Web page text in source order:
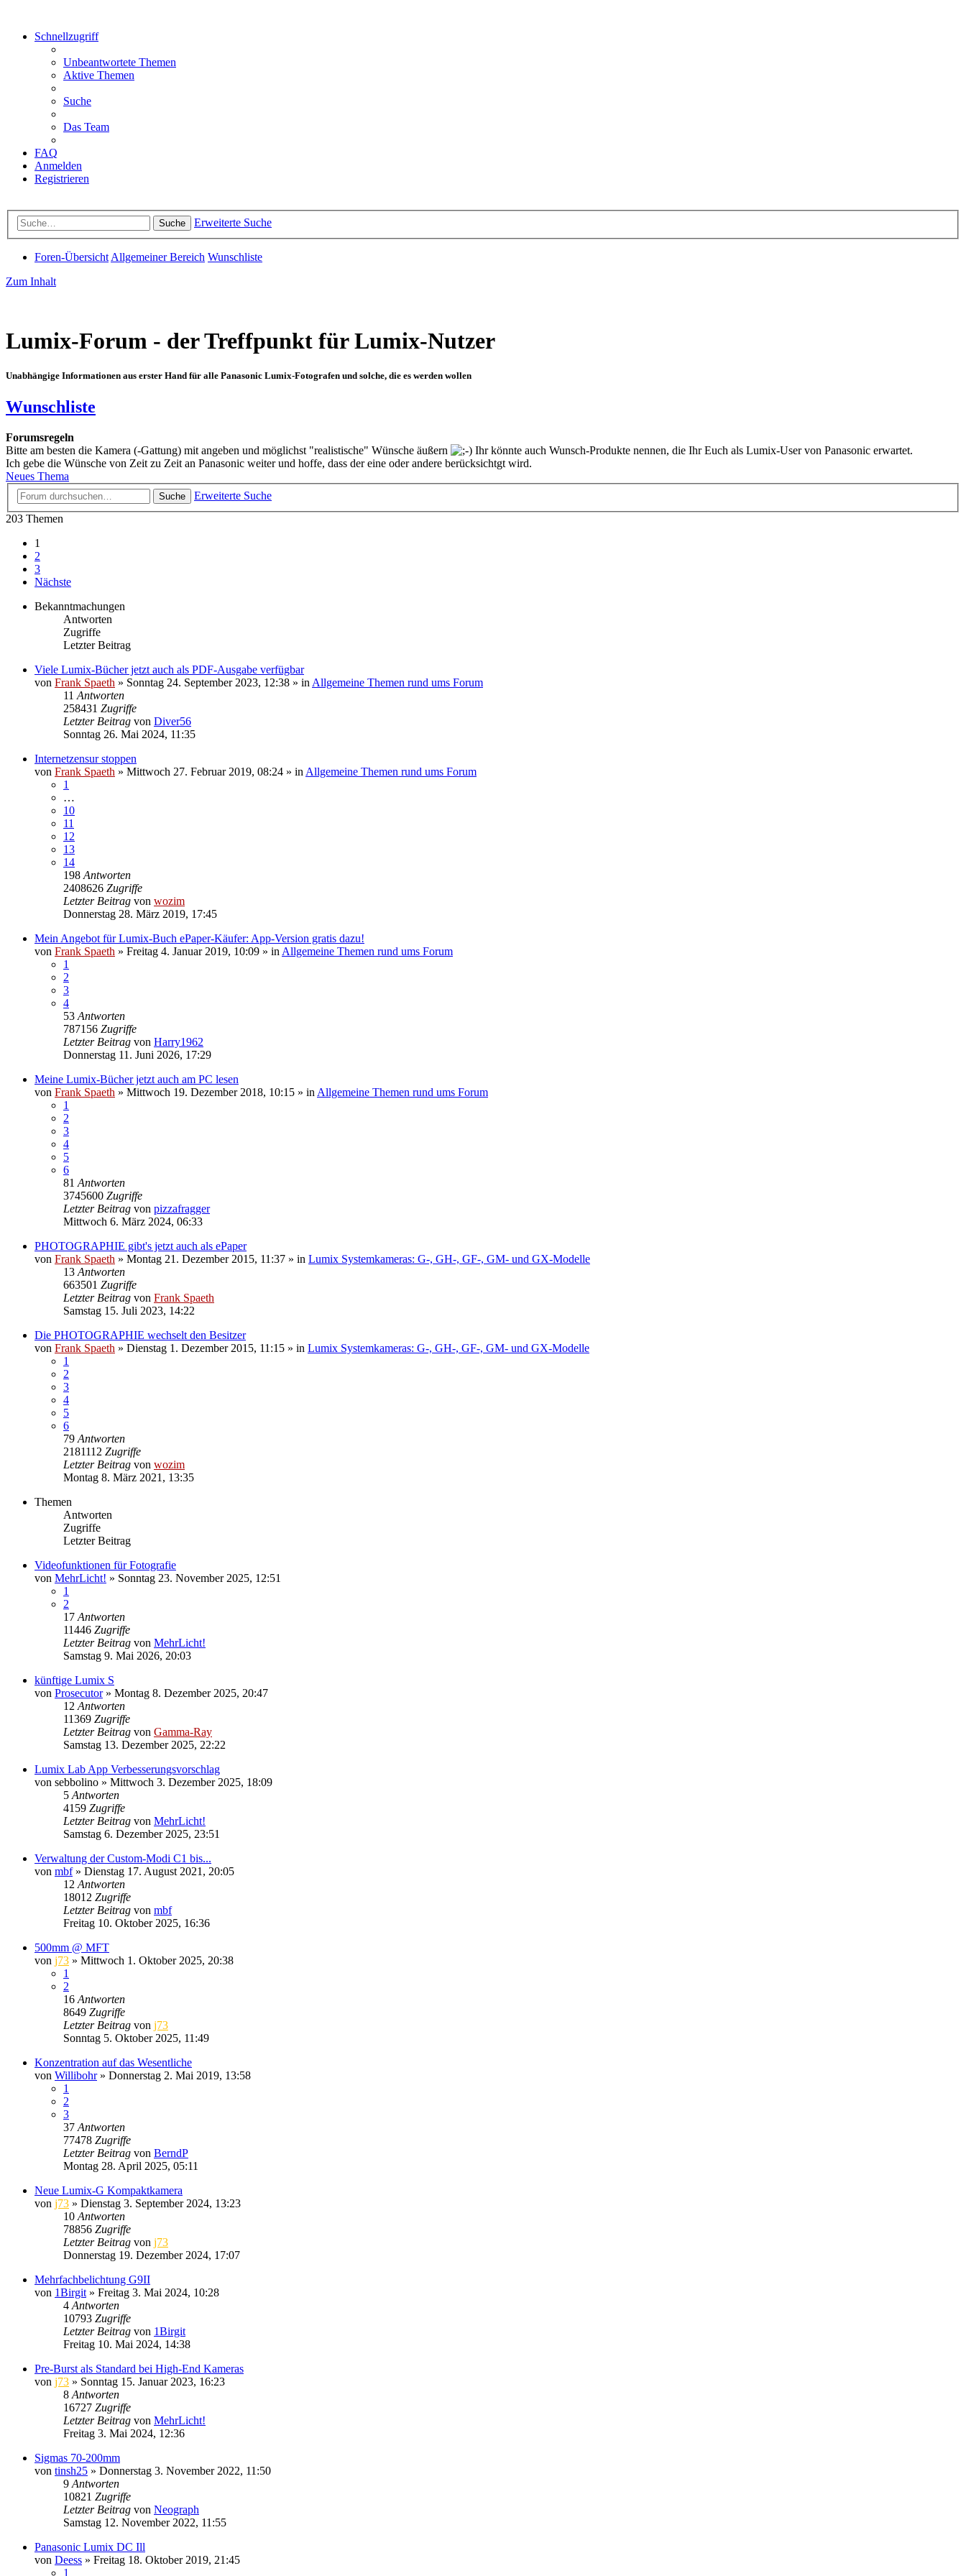
Schnellzugriff
Unbeantwortete Themen
Aktive Themen
Suche
Das Team
FAQ
Anmelden
Registrieren
Suche Erweiterte Suche
Foren-Übersicht Allgemeiner Bereich Wunschliste
Zum Inhalt
Lumix-Forum - der Treffpunkt für Lumix-Nutzer
Unabhängige Informationen aus erster Hand für alle Panasonic Lumix-Fotografen und solche, die es werden wollen
Wunschliste
Forumsregeln
Bitte am besten die Kamera (-Gattung) mit angeben und möglichst "realistische" Wünsche äußern
Ihr könnte auch Wunsch-Produkte nennen, die Ihr Euch als Lumix-User von Panasonic erwartet.
Ich gebe die Wünsche von Zeit zu Zeit an Panasonic weiter und hoffe, dass der eine oder andere berücksichtgt wird.
Neues Thema
Suche
Erweiterte Suche
203 Themen
1
2
3
Nächste
Bekanntmachungen
Antworten
Zugriffe
Letzter Beitrag
Viele Lumix-Bücher jetzt auch als PDF-Ausgabe verfügbar
von Frank Spaeth » Sonntag 24. September 2023, 12:38 » in Allgemeine Themen rund ums Forum
11 Antworten
258431 Zugriffe
Letzter Beitrag von Diver56
Sonntag 26. Mai 2024, 11:35
Internetzensur stoppen
von Frank Spaeth » Mittwoch 27. Februar 2019, 08:24 » in Allgemeine Themen rund ums Forum
1
…
10
11
12
13
14
198 Antworten
2408626 Zugriffe
Letzter Beitrag von wozim
Donnerstag 28. März 2019, 17:45
Mein Angebot für Lumix-Buch ePaper-Käufer: App-Version gratis dazu!
von Frank Spaeth » Freitag 4. Januar 2019, 10:09 » in Allgemeine Themen rund ums Forum
1
2
3
4
53 Antworten
787156 Zugriffe
Letzter Beitrag von Harry1962
Donnerstag 11. Juni 2026, 17:29
Meine Lumix-Bücher jetzt auch am PC lesen
von Frank Spaeth » Mittwoch 19. Dezember 2018, 10:15 » in Allgemeine Themen rund ums Forum
1
2
3
4
5
6
81 Antworten
3745600 Zugriffe
Letzter Beitrag von pizzafragger
Mittwoch 6. März 2024, 06:33
PHOTOGRAPHIE gibt's jetzt auch als ePaper
von Frank Spaeth » Montag 21. Dezember 2015, 11:37 » in Lumix Systemkameras: G-, GH-, GF-, GM- und GX-Modelle
13 Antworten
663501 Zugriffe
Letzter Beitrag von Frank Spaeth
Samstag 15. Juli 2023, 14:22
Die PHOTOGRAPHIE wechselt den Besitzer
von Frank Spaeth » Dienstag 1. Dezember 2015, 11:15 » in Lumix Systemkameras: G-, GH-, GF-, GM- und GX-Modelle
1
2
3
4
5
6
79 Antworten
2181112 Zugriffe
Letzter Beitrag von wozim
Montag 8. März 2021, 13:35
Themen
Antworten
Zugriffe
Letzter Beitrag
Videofunktionen für Fotografie
von MehrLicht! » Sonntag 23. November 2025, 12:51
1
2
17 Antworten
11446 Zugriffe
Letzter Beitrag von MehrLicht!
Samstag 9. Mai 2026, 20:03
künftige Lumix S
von Prosecutor» Montag 8. Dezember 2025, 20:47
12 Antworten
11369 Zugriffe
Letzter Beitrag von Gamma-Ray
Samstag 13. Dezember 2025, 22:22
Lumix Lab App Verbesserungsvorschlag
von sebbolino » Mittwoch 3. Dezember 2025, 18:09
5 Antworten
4159 Zugriffe
Letzter Beitrag von MehrLicht!
Samstag 6. Dezember 2025, 23:51
Verwaltung der Custom-Modi C1 bis...
von mbf» Dienstag 17. August 2021, 20:05
12 Antworten
18012 Zugriffe
Letzter Beitrag von mbf
Freitag 10. Oktober 2025, 16:36
500mm @ MFT
von j73 » Mittwoch 1. Oktober 2025, 20:38
1
2
16 Antworten
8649 Zugriffe
Letzter Beitrag von j73
Sonntag 5. Oktober 2025, 11:49
Konzentration auf das Wesentliche
von Willibohr» Donnerstag 2. Mai 2019, 13:58
1
2
3
37 Antworten
77478 Zugriffe
Letzter Beitrag von BerndP
Montag 28. April 2025, 05:11
Neue Lumix-G Kompaktkamera
von j73 » Dienstag 3. September 2024, 13:23
10 Antworten
78856 Zugriffe
Letzter Beitrag von j73
Donnerstag 19. Dezember 2024, 17:07
Mehrfachbelichtung G9II
von 1Birgit » Freitag 3. Mai 2024, 10:28
4 Antworten
10793 Zugriffe
Letzter Beitrag von 1Birgit
Freitag 10. Mai 2024, 14:38
Pre-Burst als Standard bei High-End Kameras
von j73 » Sonntag 15. Januar 2023, 16:23
8 Antworten
16727 Zugriffe
Letzter Beitrag von MehrLicht!
Freitag 3. Mai 2024, 12:36
Sigmas 70-200mm
von tinsh25 » Donnerstag 3. November 2022, 11:50
9 Antworten
10821 Zugriffe
Letzter Beitrag von Neograph
Samstag 12. November 2022, 11:55
Panasonic Lumix DC Ill
von Deess » Freitag 18. Oktober 2019, 21:45
1